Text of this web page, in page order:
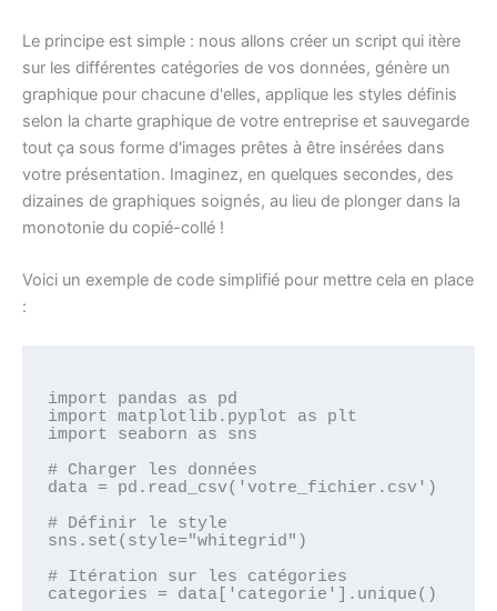
Le principe est simple : nous allons créer un script qui itère
sur les différentes catégories de vos données, génère un
graphique pour chacune d'elles, applique les styles définis
selon la charte graphique de votre entreprise et sauvegarde
tout ça sous forme d'images prêtes à être insérées dans
votre présentation. Imaginez, en quelques secondes, des
dizaines de graphiques soignés, au lieu de plonger dans la
monotonie du copié-collé !
Voici un exemple de code simplifié pour mettre cela en place
:
import pandas as pd
import matplotlib.pyplot as plt
import seaborn as sns
# Charger les données
data = pd.read_csv('votre_fichier.csv')
# Définir le style
sns.set(style="whitegrid")
# Itération sur les catégories
categories = data['categorie'].unique()